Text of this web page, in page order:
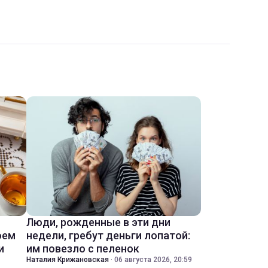
Люди, рожденные в эти дни
недели, гребут деньги лопатой:
им повезло с пеленок
Наталия Крижановская · 06 августа 2026, 20:59